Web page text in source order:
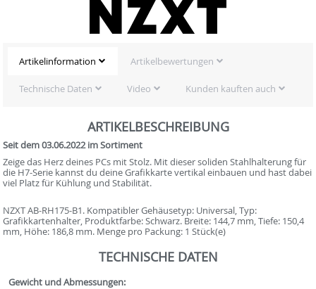
Artikelinformation Artikelbewertungen
Technische Daten Video Kunden kauften auch
ARTIKELBESCHREIBUNG
Seit dem 03.06.2022 im Sortiment
Zeige das Herz deines PCs mit Stolz. Mit dieser soliden Stahlhalterung für
die H7-Serie kannst du deine Grafikkarte vertikal einbauen und hast dabei
viel Platz für Kühlung und Stabilität.
NZXT AB-RH175-B1. Kompatibler Gehäusetyp: Universal, Typ:
Grafikkartenhalter, Produktfarbe: Schwarz. Breite: 144,7 mm, Tiefe: 150,4
mm, Höhe: 186,8 mm. Menge pro Packung: 1 Stück(e)
TECHNISCHE DATEN
Gewicht und Abmessungen: